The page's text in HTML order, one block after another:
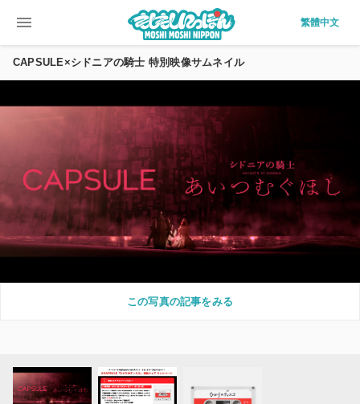
menu 繁體中文
CAPSULE×シドニアの騎士 特別映像サムネイル
この写真の記事をみる